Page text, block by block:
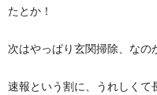
たとか！
次はやっぱり玄関掃除、なの
速報という割に、うれしくて